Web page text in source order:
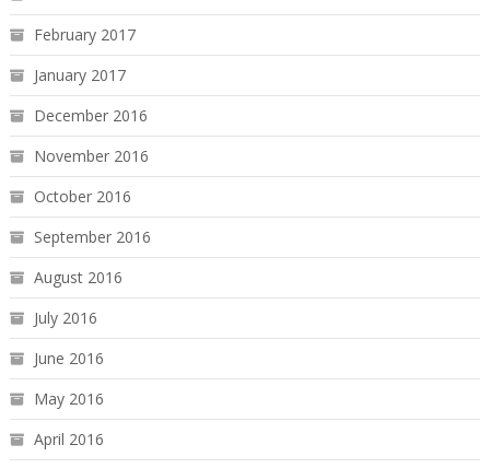
February 2017
January 2017
December 2016
November 2016
October 2016
September 2016
August 2016
July 2016
June 2016
May 2016
April 2016